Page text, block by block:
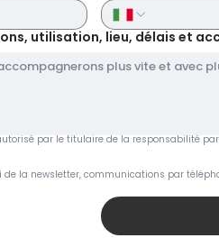
utilisation, lieu, délais et
par le titulaire de la responsabilité
la newsletter, communications par